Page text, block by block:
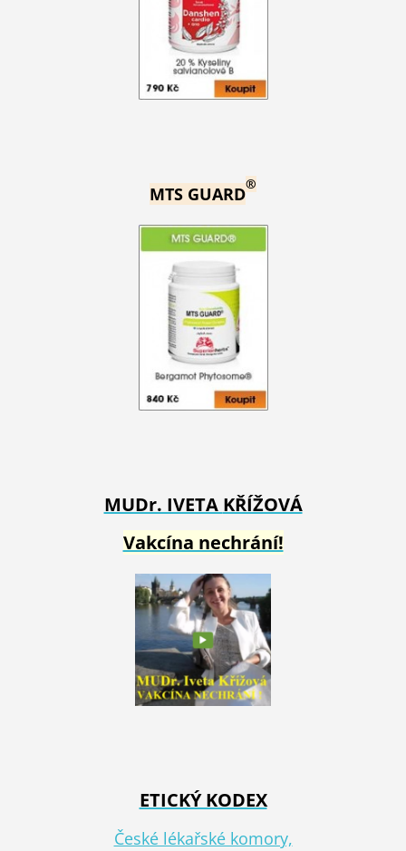
MTS GUARD®
MUDr. IVETA KŘÍŽOVÁ
Vakcína nechrání!
ETICKÝ KODEX
České lékařské komory,